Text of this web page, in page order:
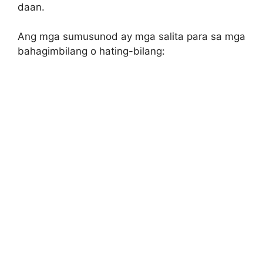
daan.
Ang mga sumusunod ay mga salita para sa mga
bahagimbilang o hating-bilang: